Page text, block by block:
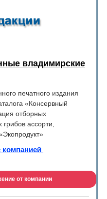
владимирские
печатного издания
«Консервный
отборных
ассорти,
компанией
от компании